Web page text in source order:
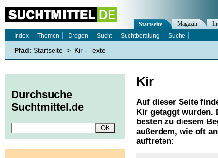
Kir
Auf dieser Seite
Kir getaggt wurden.
besten zu diesem
außerdem, wie oft
auftreten:
Startseite Magazin
Index
Themen Drogen Sucht Suchtberatung Suche
Pfad: Startseite > Kir - Texte
Durchsuche
Suchtmittel.de